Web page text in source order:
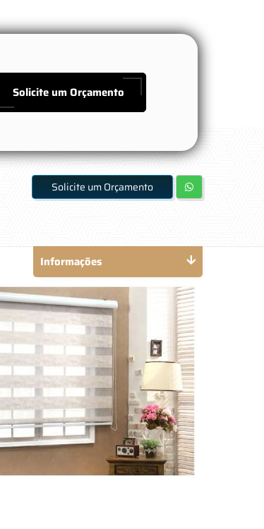
Solicite um Orçamento
Solicite um Orçamento
Informações